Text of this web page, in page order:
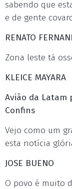
sabendo que
e de gente
RENATO
Zona leste tá
KLEICE MAYARA
Avião da Latam
Confins
Vejo como um
esta notícia
JOSE BUENO
O povo é muito